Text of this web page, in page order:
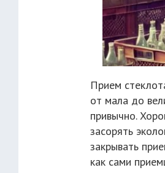
Прием
от мала до
привычно.
засорять
закрывать
как сами